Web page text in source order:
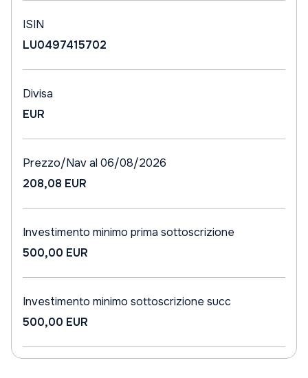
ISIN
LU0497415702
Divisa
EUR
Prezzo/Nav al 06/08/2026
208,08 EUR
Investimento minimo prima sottoscrizione
500,00 EUR
Investimento minimo sottoscrizione succ
500,00 EUR